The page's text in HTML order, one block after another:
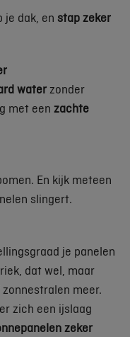
je dak, en stap zeker
water zonder
met een zachte
En kijk meteen
slingert.
je panelen
dat wel, maar
meer.
zich een ijslaag
zeker